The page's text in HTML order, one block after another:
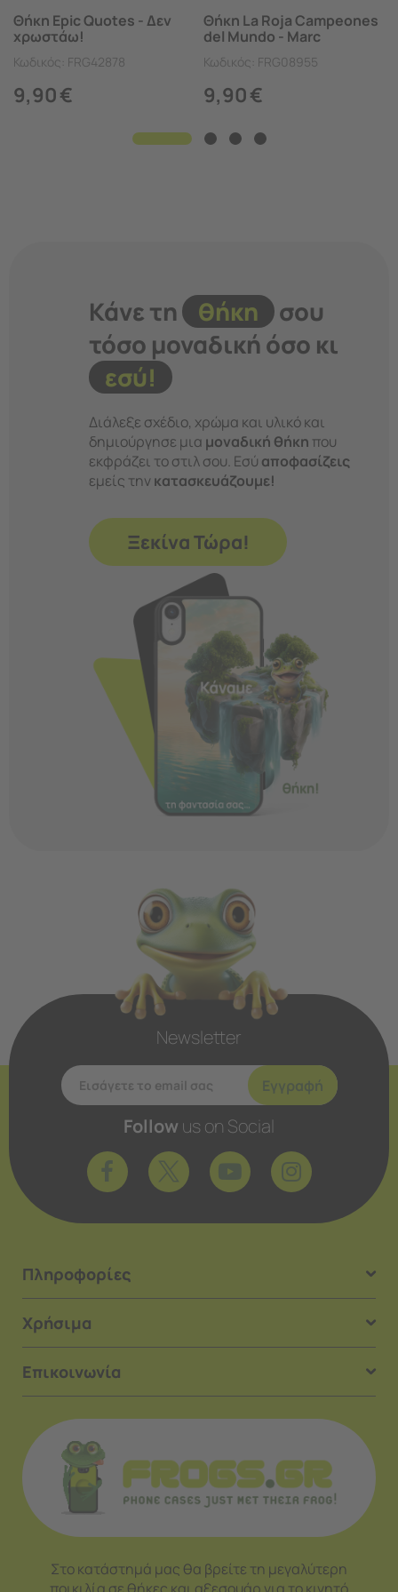
Θήκη Epic Quotes - Δεν
χρωστάω!
Κωδικός: FRG42878
9,90€
Θήκη La Roja Campeones
del Mundo - Marc
Κωδικός: FRG08955
9,90€
Κάνε τη θήκη
σου
τόσο μοναδική όσο κι
εσύ!
Διάλεξε σχέδιο, χρώμα και υλικό και
δημιούργησε μια μοναδική θήκη που
εκφράζει το στιλ σου. Εσύ αποφασίζεις
εμείς την κατασκευάζουμε!
Ξεκίνα Τώρα!
Newsletter
Εγγραφή
Follow us on Social
Πληροφορίες
Χρήσιμα
Επικοινωνία
Στο κατάστημά μας θα βρείτε τη μεγαλύτερη